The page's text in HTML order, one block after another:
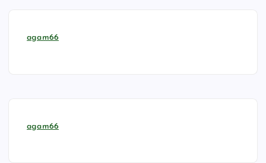
agam66
agam66